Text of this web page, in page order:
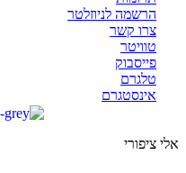
הרשמה לניוזלטר
צרו קשר
טוויטר
פייסבוק
טלגרם
אינסטגרם
אלי ציפורי